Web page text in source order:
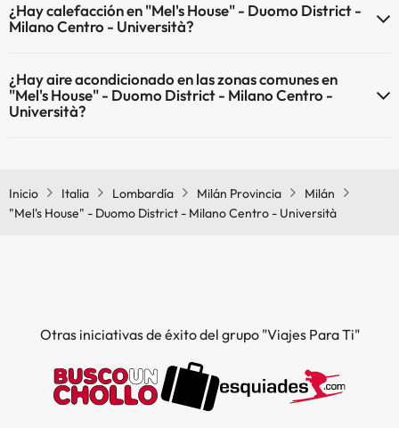
admiten mascotas.
¿Hay calefacción en "Mel's House" - Duomo District -
Milano Centro - Università?
calefacción en las zonas comunes.
¿Hay aire acondicionado en las zonas comunes en
"Mel's House" - Duomo District - Milano Centro -
Università?
Inicio
Italia Lombardía Milán Provincia
Milán
"Mel's House" - Duomo District - Milano Centro - Università
Otras iniciativas de éxito del grupo "Viajes Para Ti"